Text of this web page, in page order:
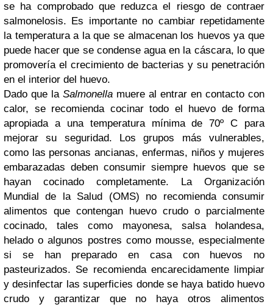
se ha comprobado que reduzca el riesgo de contraer
salmonelosis. Es importante no cambiar repetidamente
la temperatura a la que se almacenan los huevos ya que
puede hacer que se condense agua en la cáscara, lo que
promovería el crecimiento de bacterias y su penetración
en el interior del huevo.
Dado que la Salmonella muere al entrar en contacto con
calor, se recomienda cocinar todo el huevo de forma
apropiada a una temperatura mínima de 70º C para
mejorar su seguridad. Los grupos más vulnerables,
como las personas ancianas, enfermas, niños y mujeres
embarazadas deben consumir siempre huevos que se
hayan cocinado completamente. La Organización
Mundial de la Salud (OMS) no recomienda consumir
alimentos que contengan huevo crudo o parcialmente
cocinado, tales como mayonesa, salsa holandesa,
helado o algunos postres como mousse, especialmente
si se han preparado en casa con huevos no
pasteurizados. Se recomienda encarecidamente limpiar
y desinfectar las superficies donde se haya batido huevo
crudo y garantizar que no haya otros alimentos